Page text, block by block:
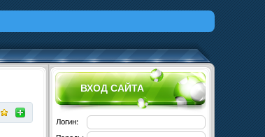
ВХОД САЙТА
Логин: